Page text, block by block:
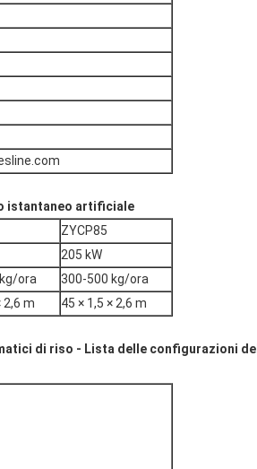
istantaneo artificiale
ZYCP85
205 kW
ora
300-500 kg/ora
2,6 m 45 × 1,5 × 2,6 m
di riso - Lista delle configurazioni del